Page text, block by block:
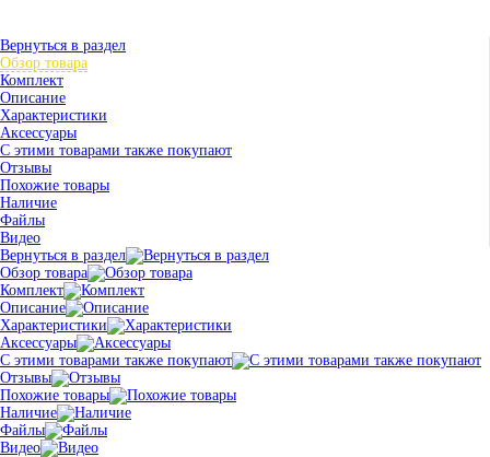
Вернуться в раздел
Обзор товара
Комплект
Описание
Характеристики
Аксессуары
С этими товарами также покупают
Отзывы
Похожие товары
Наличие
Файлы
Видео
Вернуться в раздел
Обзор товара
Комплект
Описание
Характеристики
Аксессуары
С этими товарами также покупают
Отзывы
Похожие товары
Наличие
Файлы
Видео